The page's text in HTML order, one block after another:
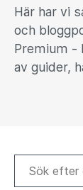
Här har vi
och
Premium -
av guider,